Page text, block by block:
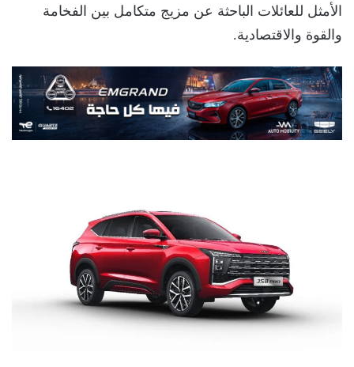
الأمثل للعائلات الباحثة عن مزيج متكامل بين الفخامة
والقوة والاقتصادية.